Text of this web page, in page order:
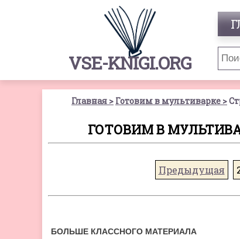
VSE-KNIGI.ORG
Главная Готовим в мультиварке
ГОТОВИМ В
Предыдущая